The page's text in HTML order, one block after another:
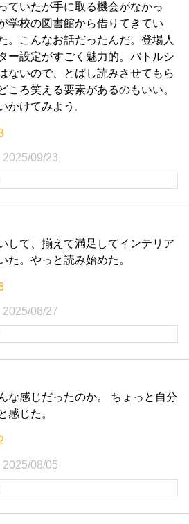
ていたが手に取る機会がなかっ
学校の図書館から借りてきてい
。こんなお話だったんだ。登場人
ー設定がすごく魅力的。バトルシ
ないので、とばし読みさせてもら
ころ笑える要素があるのもいい。
かけてみよう。
2025/09/23
して、揃えて満足してインテリア
た。やっと読み始めた。
2025/08/27
な感じだったのか。 ちょっと自分
感じた。
2025/08/05